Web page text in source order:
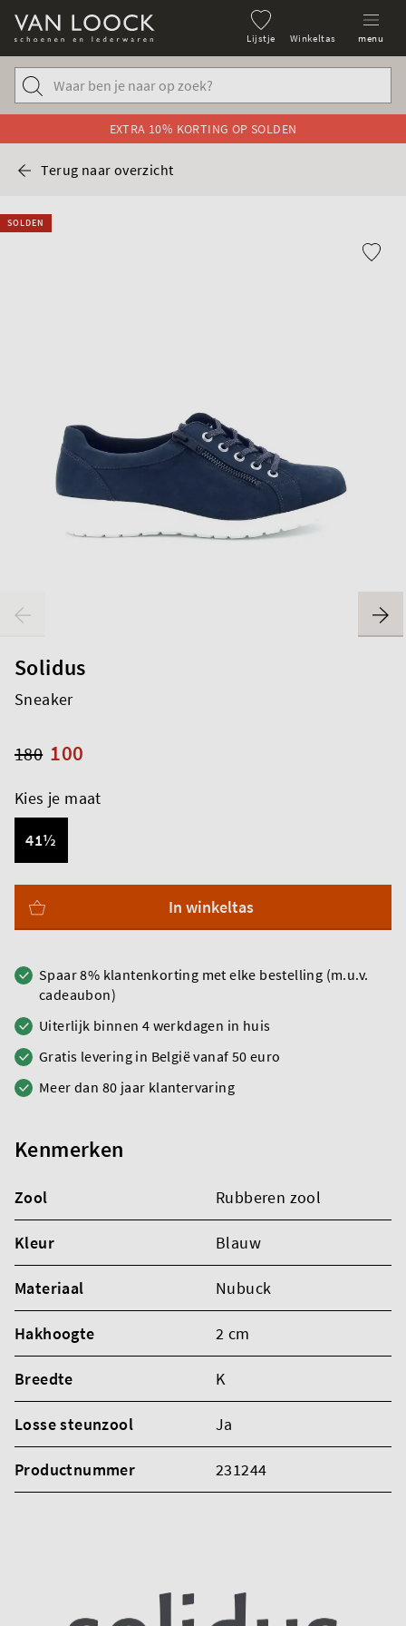
Lijstje Winkeltas menu
EXTRA 10% KORTING OP SOLDEN
Terug naar overzicht
SOLDEN
Solidus
Sneaker
100
180
Kies je maat
41½
In winkeltas
Spaar 8% klantenkorting met elke bestelling (m.u.v.
cadeaubon)
Uiterlijk binnen 4 werkdagen in huis
Gratis levering in België vanaf 50 euro
Meer dan 80 jaar klantervaring
Kenmerken
Zool Rubberen zool
Kleur Blauw
Materiaal Nubuck
Hakhoogte 2 cm
Breedte K
Losse steunzool Ja
Productnummer 231244